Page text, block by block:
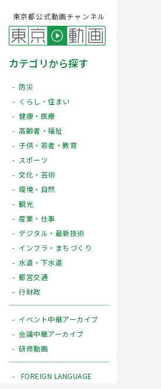
東京都公式動画チャンネル
カテゴリから探す
防災
くらし・住まい
健康・医療
高齢者・福祉
子供・若者・教育
スポーツ
文化・芸術
環境・自然
観光
産業・仕事
デジタル・最新技術
インフラ・まちづくり
水道・下水道
都営交通
行財政
イベント中継アーカイブ
会議中継アーカイブ
研修動画
FOREIGN LANGUAGE